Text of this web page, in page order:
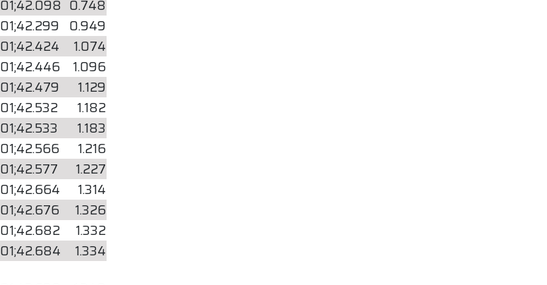
01;42.098 0.748
01;42.299 0.949
01;42.424
1.074
01;42.446
1.096
01;42.479
1.129
01;42.532
1.182
01;42.533
1.183
01;42.566
1.216
01;42.577
1.227
01;42.664
1.314
01;42.676
1.326
01;42.682
1.332
01;42.684
1.334